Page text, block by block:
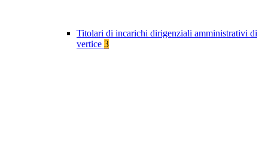
Titolari di incarichi dirigenziali amministrativi di
vertice 3